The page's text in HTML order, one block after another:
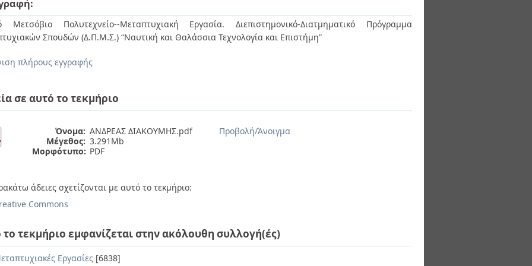
Μετσόβιο Πολυτεχνείο--Μεταπτυχιακή Εργασία. Διεπιστημονικό-Διατμηματικό Πρόγραμμα
Σπουδών (Δ.Π.Μ.Σ.) “Ναυτική και Θαλάσσια Τεχνολογία και Επιστήμη”
πλήρους εγγραφής
σε αυτό το τεκμήριο
Όνομα: ΑΝΔΡΕΑΣ ΔΙΑΚΟΥΜΗΣ.pdf
Μέγεθος: 3.291Mb
Μορφότυπο: PDF
Προβολή/Άνοιγμα
άδειες σχετίζονται με αυτό το τεκμήριο:
Commons
το τεκμήριο εμφανίζεται στην ακόλουθη συλλογή(ές)
Εργασίες [6838]